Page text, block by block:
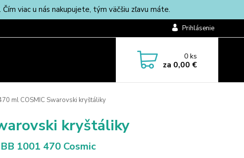
viac u nás nakupujete, tým väčšiu zľavu máte.
Prihlásenie
0ks
za 0,00 €
ml COSMIC Swarovski kryštáliky
kryštáliky
BB 1001 470 Cosmic